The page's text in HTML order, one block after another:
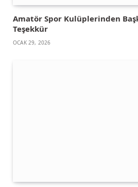
Amatör Spor Kulüplerinden
Teşekkür
OCAK 29, 2026